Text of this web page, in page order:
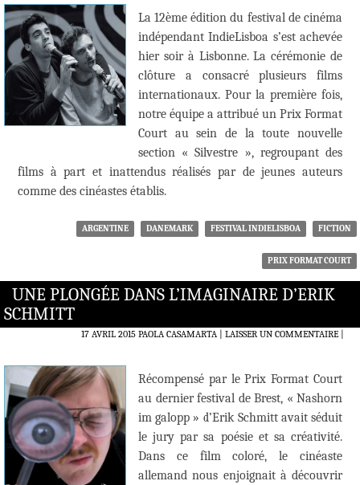
La 12ème édition du festival de cinéma
indépendant IndieLisboa s’est achevée
hier soir à Lisbonne. La cérémonie de
clôture a consacré plusieurs films
internationaux. Pour la première fois,
notre équipe a attribué un Prix Format
Court au sein de la toute nouvelle
section « Silvestre », regroupant des
films à part et inattendus réalisés par de jeunes auteurs
comme des cinéastes établis.
ARGENTINE DANEMARK FESTIVAL INDIELISBOA FICTION
PRIX FORMAT COURT
UNE PLONGÉE DANS L’IMAGINAIRE D’ERIK
SCHMITT
17 AVRIL 2015 PAOLA CASAMARTA LAISSER UN COMMENTAIRE|
Récompensé par le Prix Format Court
au dernier festival de Brest, « Nashorn
im galopp » d’Erik Schmitt avait séduit
le jury par sa poésie et sa créativité.
Dans ce film coloré, le cinéaste
allemand nous enjoignait à découvrir